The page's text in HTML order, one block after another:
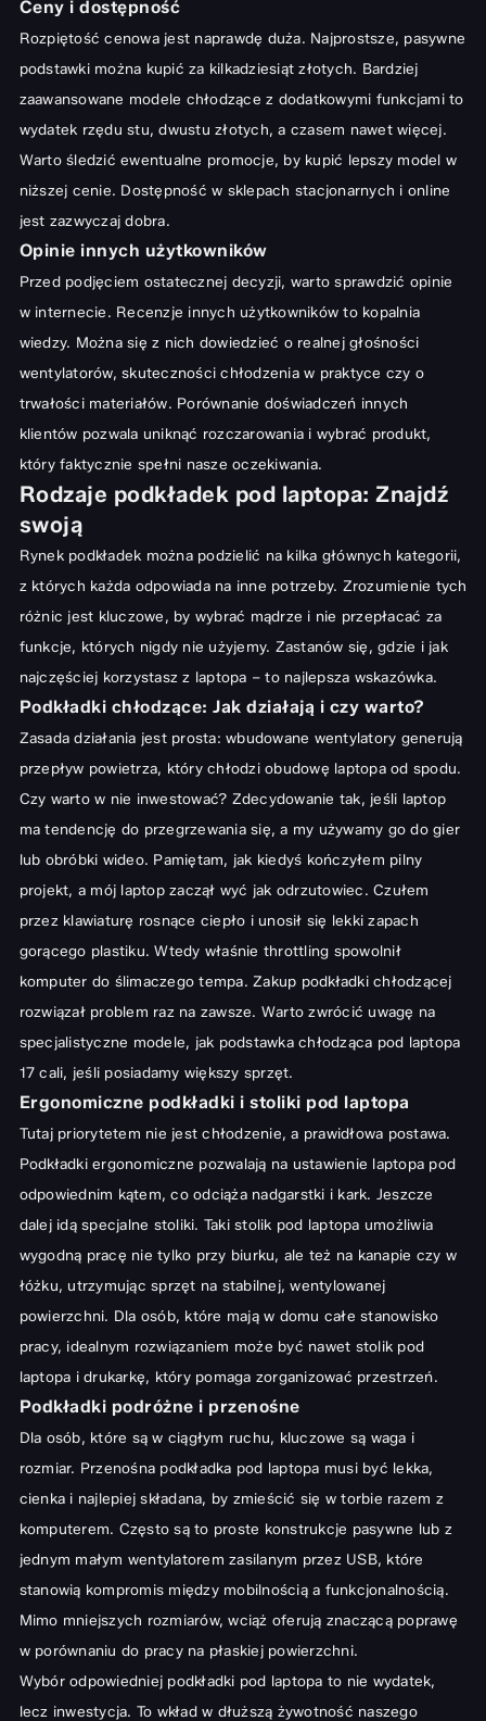
Ceny i dostępność
Rozpiętość cenowa jest naprawdę duża. Najprostsze, pasywne
podstawki można kupić za kilkadziesiąt złotych. Bardziej
zaawansowane modele chłodzące z dodatkowymi funkcjami to
wydatek rzędu stu, dwustu złotych, a czasem nawet więcej.
Warto śledzić ewentualne promocje, by kupić lepszy model w
niższej cenie. Dostępność w sklepach stacjonarnych i online
jest zazwyczaj dobra.
Opinie innych użytkowników
Przed podjęciem ostatecznej decyzji, warto sprawdzić opinie
w internecie. Recenzje innych użytkowników to kopalnia
wiedzy. Można się z nich dowiedzieć o realnej głośności
wentylatorów, skuteczności chłodzenia w praktyce czy o
trwałości materiałów. Porównanie doświadczeń innych
klientów pozwala uniknąć rozczarowania i wybrać produkt,
który faktycznie spełni nasze oczekiwania.
Rodzaje podkładek pod laptopa: Znajdź
swoją
Rynek podkładek można podzielić na kilka głównych kategorii,
z których każda odpowiada na inne potrzeby. Zrozumienie tych
różnic jest kluczowe, by wybrać mądrze i nie przepłacać za
funkcje, których nigdy nie użyjemy. Zastanów się, gdzie i jak
najczęściej korzystasz z laptopa – to najlepsza wskazówka.
Podkładki chłodzące: Jak działają i czy warto?
Zasada działania jest prosta: wbudowane wentylatory generują
przepływ powietrza, który chłodzi obudowę laptopa od spodu.
Czy warto w nie inwestować? Zdecydowanie tak, jeśli laptop
ma tendencję do przegrzewania się, a my używamy go do gier
lub obróbki wideo. Pamiętam, jak kiedyś kończyłem pilny
projekt, a mój laptop zaczął wyć jak odrzutowiec. Czułem
przez klawiaturę rosnące ciepło i unosił się lekki zapach
gorącego plastiku. Wtedy właśnie throttling spowolnił
komputer do ślimaczego tempa. Zakup podkładki chłodzącej
rozwiązał problem raz na zawsze. Warto zwrócić uwagę na
specjalistyczne modele, jak podstawka chłodząca pod laptopa
17 cali, jeśli posiadamy większy sprzęt.
Ergonomiczne podkładki i stoliki pod laptopa
Tutaj priorytetem nie jest chłodzenie, a prawidłowa postawa.
Podkładki ergonomiczne pozwalają na ustawienie laptopa pod
odpowiednim kątem, co odciąża nadgarstki i kark. Jeszcze
dalej idą specjalne stoliki. Taki stolik pod laptopa umożliwia
wygodną pracę nie tylko przy biurku, ale też na kanapie czy w
łóżku, utrzymując sprzęt na stabilnej, wentylowanej
powierzchni. Dla osób, które mają w domu całe stanowisko
pracy, idealnym rozwiązaniem może być nawet stolik pod
laptopa i drukarkę, który pomaga zorganizować przestrzeń.
Podkładki podróżne i przenośne
Dla osób, które są w ciągłym ruchu, kluczowe są waga i
rozmiar. Przenośna podkładka pod laptopa musi być lekka,
cienka i najlepiej składana, by zmieścić się w torbie razem z
komputerem. Często są to proste konstrukcje pasywne lub z
jednym małym wentylatorem zasilanym przez USB, które
stanowią kompromis między mobilnością a funkcjonalnością.
Mimo mniejszych rozmiarów, wciąż oferują znaczącą poprawę
w porównaniu do pracy na płaskiej powierzchni.
Wybór odpowiedniej podkładki pod laptopa to nie wydatek,
lecz inwestycja. To wkład w dłuższą żywotność naszego